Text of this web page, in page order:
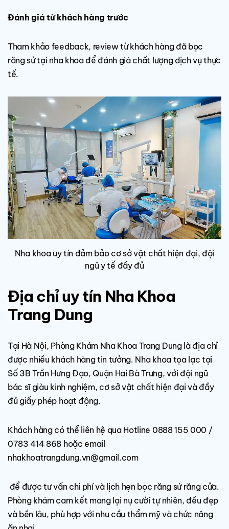
Đánh giá từ khách hàng trước
Tham khảo feedback, review từ khách hàng đã bọc
răng sứ tại nha khoa để đánh giá chất lượng dịch vụ thực
tế.
Nha khoa uy tín đảm bảo cơ sở vật chất hiện đại, đội
ngũ y tế đầy đủ
Địa chỉ uy tín Nha Khoa
Trang Dung
Tại Hà Nội, Phòng Khám Nha Khoa Trang Dung là địa chỉ
được nhiều khách hàng tin tưởng. Nha khoa tọa lạc tại
Số 3B Trần Hưng Đạo, Quận Hai Bà Trưng, với đội ngũ
bác sĩ giàu kinh nghiệm, cơ sở vật chất hiện đại và đầy
đủ giấy phép hoạt động.
Khách hàng có thể liên hệ qua Hotline 0888 155 000 /
0783 414 868 hoặc email
nhakhoatrangdung.vn@gmail.com
để được tư vấn chi phí và lịch hẹn bọc răng sứ răng cửa.
Phòng khám cam kết mang lại nụ cười tự nhiên, đều đẹp
và bền lâu, phù hợp với nhu cầu thẩm mỹ và chức năng